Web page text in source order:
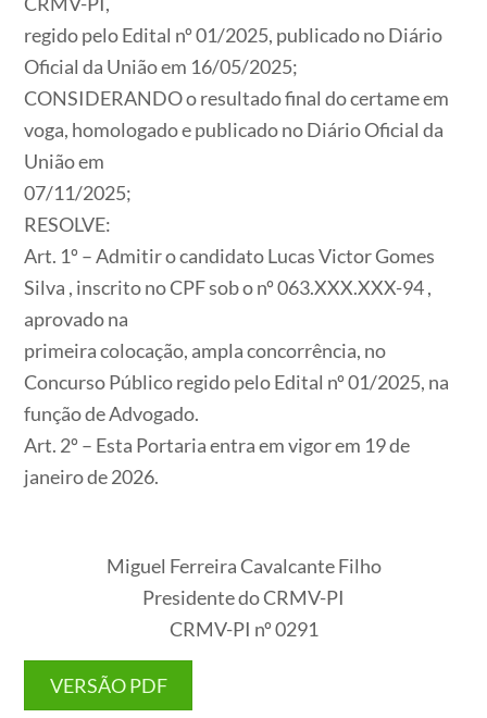
regido pelo Edital nº 01/2025, publicado no Diário
Oficial da União em 16/05/2025;
CONSIDERANDO o resultado final do certame em
voga, homologado e publicado no Diário Oficial da
União em
07/11/2025;
RESOLVE:
Art. 1º – Admitir o candidato Lucas Victor Gomes
Silva , inscrito no CPF sob o nº 063.XXX.XXX-94 ,
aprovado na
primeira colocação, ampla concorrência, no
Concurso Público regido pelo Edital nº 01/2025, na
função de Advogado.
Art. 2º – Esta Portaria entra em vigor em 19 de
janeiro de 2026.
Miguel Ferreira Cavalcante Filho
Presidente do CRMV-PI
CRMV-PI nº 0291
VERSÃO PDF